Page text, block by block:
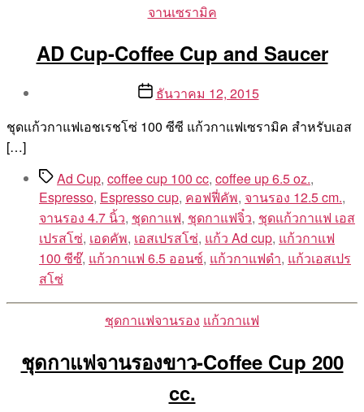
Categories
จานเซรามิค
AD Cup-Coffee Cup and Saucer
Aea
Postธันวาคม 12, 2015
ชุดแก้วกาแฟเอชเรชโซ่ 100 ซีซี แก้วกาแฟเซรามิค สำหรับเอส
[…]
TagsAd Cup, coffee cup 100 cc, coffee up 6.5 oz.,
Espresso, Espresso cup, คอฟฟี่คัพ, จานรอง 12.5 cm.,
จานรอง 4.7 นิ้ว, ชุดกาแฟ, ชุดกาแฟจิ๋ว, ชุดแก้วกาแฟ เอส
เปรสโซ่, เอดคัพ, เอสเปรสโซ่, แก้ว Ad cup, แก้วกาแฟ
100 ซีซ๊, แก้วกาแฟ 6.5 ออนซ์, แก้วกาแฟดำ, แก้วเอสเปร
สโซ่
Categories
ชุดกาแฟจานรอง แก้วกาแฟ
ชุดกาแฟจานรองขาว-Coffee Cup 200
cc.